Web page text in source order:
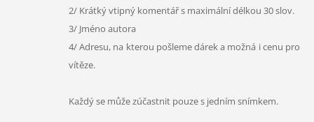
2/ Krátký vtipný komentář s maximální délkou 30 slov.
3/ Jméno autora
4/ Adresu, na kterou pošleme dárek a možná i cenu pro
vítěze.
Každý se může zúčastnit pouze s jedním snímkem.